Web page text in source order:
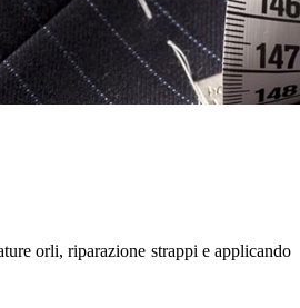
orli, riparazione strappi e applicando